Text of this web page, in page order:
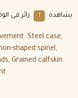
يشاهده زائر فى
Steel case,
shaped spinel,
Grained calfskin